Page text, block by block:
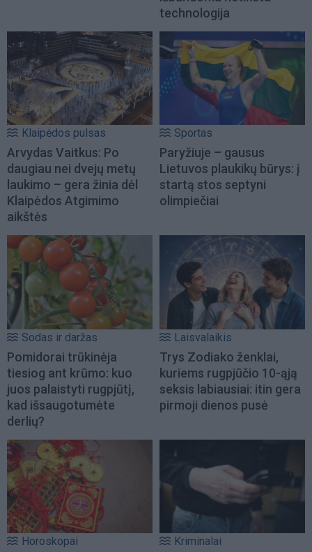
technologija
Klaipėdos pulsas
Arvydas Vaitkus: Po
daugiau nei dvejų metų
laukimo – gera žinia dėl
Klaipėdos Atgimimo
aikštės
Sportas
Paryžiuje – gausus
Lietuvos plaukikų būrys: į
startą stos septyni
olimpiečiai
Sodas ir daržas
Pomidorai trūkinėja
tiesiog ant krūmo: kuo
juos palaistyti rugpjūtį,
kad išsaugotumėte
derlių?
Laisvalaikis
Trys Zodiako ženklai,
kuriems rugpjūčio 10-ąją
seksis labiausiai: itin gera
pirmoji dienos pusė
Horoskopai Kriminalai